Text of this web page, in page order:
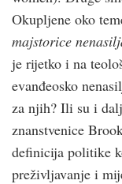
Okupljene oko
majstorice
je rijetko i na
evanđeosko
za njih? Ili su i
znanstvenice
definicija politike
preživljavanje i